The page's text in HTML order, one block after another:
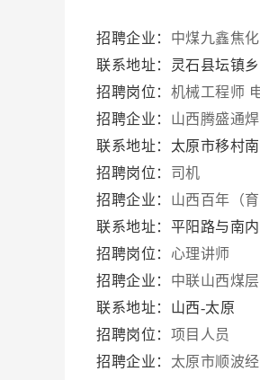
招聘企业： 中煤九鑫焦
联系地址：灵石县坛镇
招聘岗位： 机械工程师
招聘企业： 山西腾盛通
联系地址：太原市移村
招聘岗位： 司机
招聘企业： 山西百年（
联系地址：平阳路与南
招聘岗位： 心理讲师
招聘企业： 中联山西煤
联系地址：山西-太原
招聘岗位： 项目人员
招聘企业： 太原市顺波